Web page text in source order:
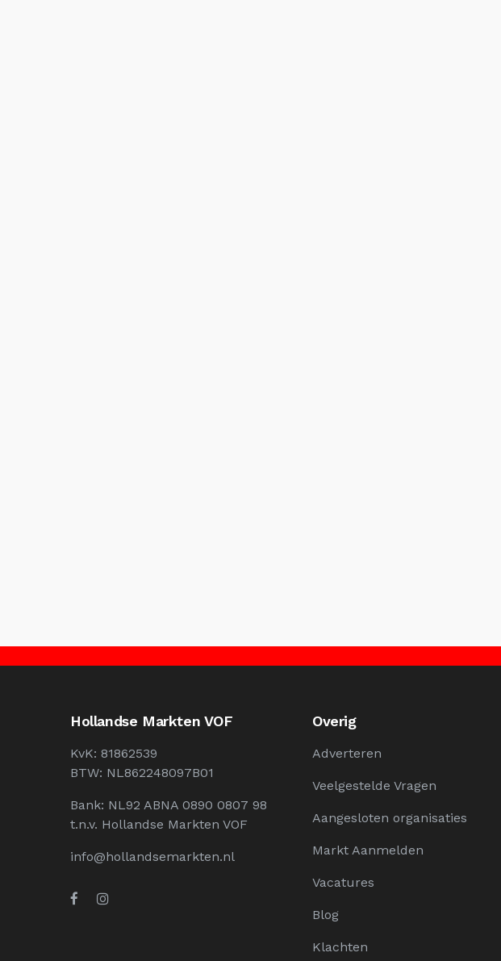
Hollandse Markten VOF
KvK: 81862539
BTW: NL862248097B01
Bank: NL92 ABNA 0890 0807 98
t.n.v. Hollandse Markten VOF
info@hollandsemarkten.nl
Overig
Adverteren
Veelgestelde Vragen
Aangesloten organisaties
Markt Aanmelden
Vacatures
Blog
Klachten